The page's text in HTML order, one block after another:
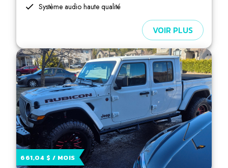
Système audio haute qualité
VOIR PLUS
661,04 $ / MOIS